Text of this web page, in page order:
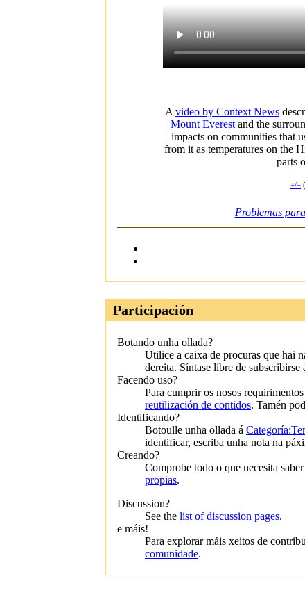
A video by Context News
Mount Everestand the
impacts on communities that
from it as temperatures on the
parts
+/−
Problemas
Participación
Botando unha ollada?
Utilice a caixa de procuras que hai
dereita. Síntase libre de subscribirse
Facendo uso?
Para cumprir os nosos
reutilización de contidos. Tamén
Identificando?
Botoulle unha ollada á
identificar, escriba unha nota na
Creando?
Comprobe todo o que necesita
propias.
Discussion?
See the list of discussion pages.
e máis!
Para explorar máis xeitos de
comunidade.